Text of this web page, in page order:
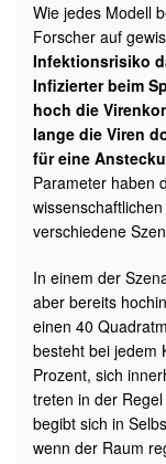
Wie jedes Modell
Forscher auf
Infektionsrisiko
Infizierter beim
hoch die
lange die Viren
für eine
Parameter haben
verschiedene
In einem der
aber bereits
einen 40
besteht bei jedem
Prozent, sich
treten in der
begibt sich in
wenn der Raum